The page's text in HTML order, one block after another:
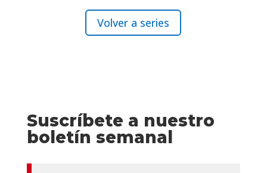
Volver a series
Suscríbete a nuestro
boletín semanal